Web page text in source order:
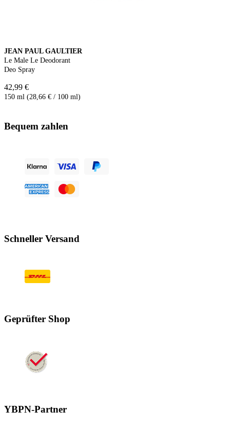
JEAN PAUL GAULTIER
Le Male Le Deodorant
Deo Spray
42,99 €
150 ml (28,66 € / 100 ml)
Bequem zahlen
Schneller Versand
Geprüfter Shop
YBPN-Partner